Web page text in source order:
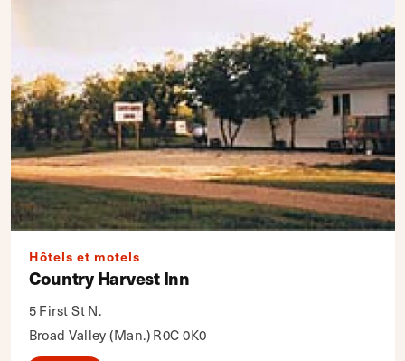
Hôtels et motels
Country Harvest Inn
5 First St N.
Broad Valley (Man.) R0C 0K0